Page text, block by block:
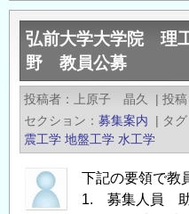
ト
ラ
フ
地
震」
開
催
（2/22）
学
会
の
会
員
様
へ
「日
本
弘前大学大学院 理
野 教員公募
投稿者 上原子 晶久 | 投
セクション
募集案内 | タグ
震工学 地盤工学 水工学
下記の要領で教
1. 募集人員 助